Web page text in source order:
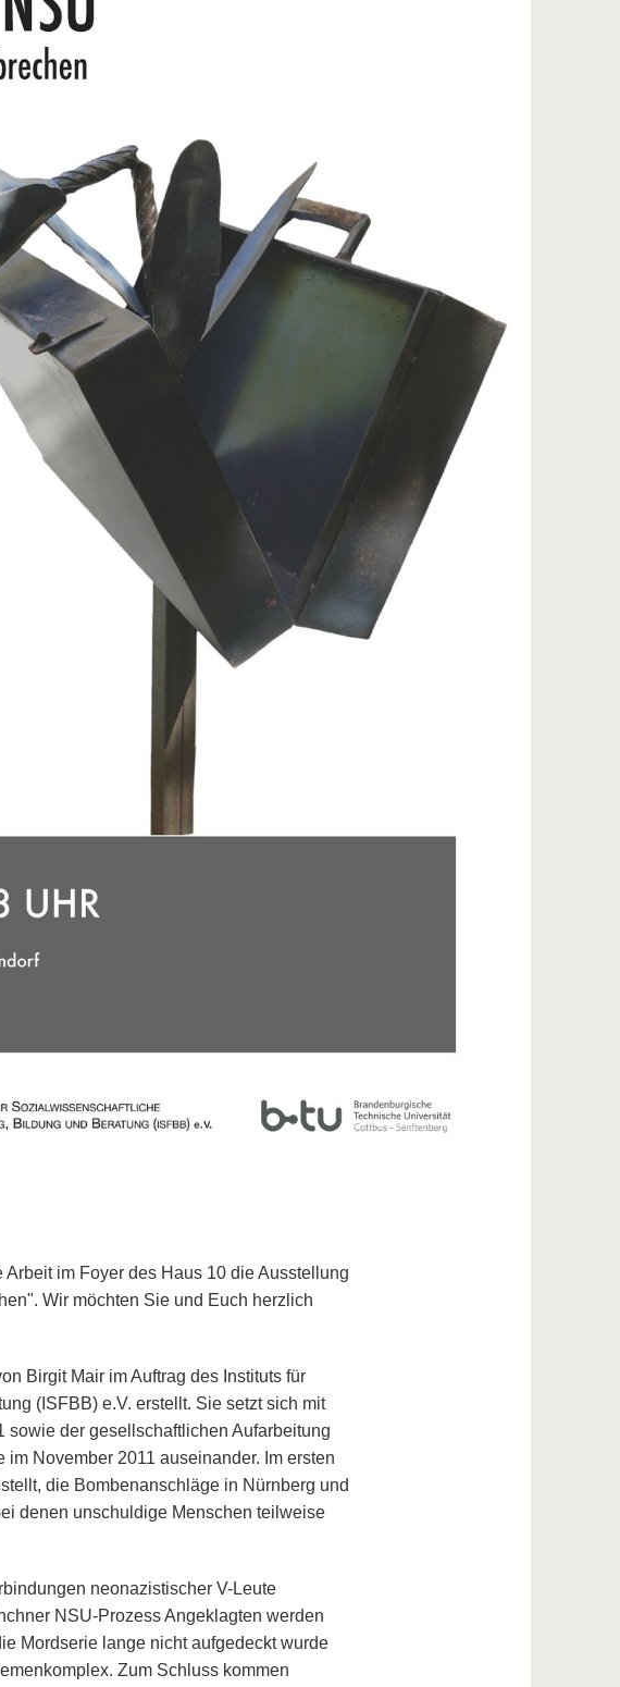
im Foyer des Haus 10 die Ausstellung
Wir möchten Sie und Euch herzlich
Birgit Mair im Auftrag des Instituts für
(ISFBB) e.V. erstellt. Sie setzt sich mit
der gesellschaftlichen Aufarbeitung
November 2011 auseinander. Im ersten
die Bombenanschläge in Nürnberg und
denen unschuldige Menschen teilweise
neonazistischer V-Leute
NSU-Prozess Angeklagten werden
Mordserie lange nicht aufgedeckt wurde
Zum Schluss kommen